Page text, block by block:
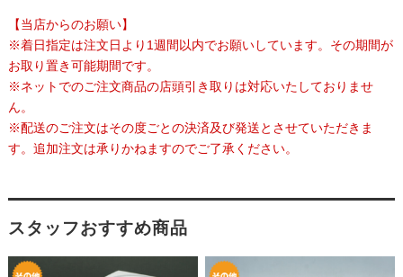
【当店からのお願い】
※着日指定は注文日より1週間以内でお願いしています。その期間が
お取り置き可能期間です。
※ネットでのご注文商品の店頭引き取りは対応いたしておりませ
ん。
※配送のご注文はその度ごとの決済及び発送とさせていただきま
す。追加注文は承りかねますのでご了承ください。
スタッフおすすめ商品